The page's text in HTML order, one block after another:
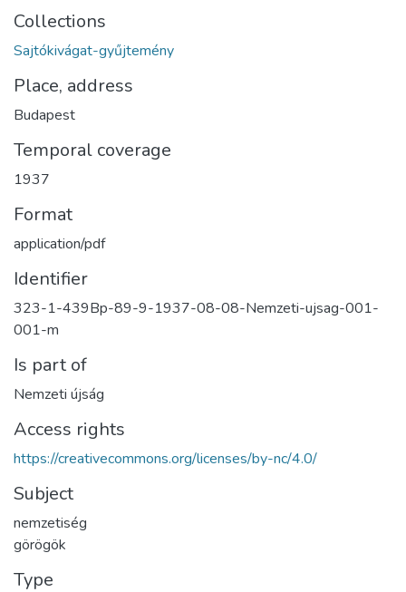
Collections
Sajtókivágat-gyűjtemény
Place, address
Budapest
Temporal coverage
1937
Format
application/pdf
Identifier
323-1-439Bp-89-9-1937-08-08-Nemzeti-ujsag-001-
001-m
Is part of
Nemzeti újság
Access rights
https://creativecommons.org/licenses/by-nc/4.0/
Subject
nemzetiség
görögök
Type